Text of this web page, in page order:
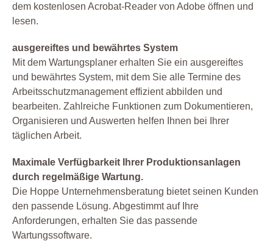
dem kostenlosen Acrobat-Reader von Adobe öffnen und
lesen.
ausgereiftes und bewährtes System
Mit dem Wartungsplaner erhalten Sie ein ausgereiftes
und bewährtes System, mit dem Sie alle Termine des
Arbeitsschutzmanagement effizient abbilden und
bearbeiten. Zahlreiche Funktionen zum Dokumentieren,
Organisieren und Auswerten helfen Ihnen bei Ihrer
täglichen Arbeit.
Maximale Verfügbarkeit Ihrer Produktionsanlagen
durch regelmäßige Wartung.
Die Hoppe Unternehmensberatung bietet seinen Kunden
den passende Lösung. Abgestimmt auf Ihre
Anforderungen, erhalten Sie das passende
Wartungssoftware.